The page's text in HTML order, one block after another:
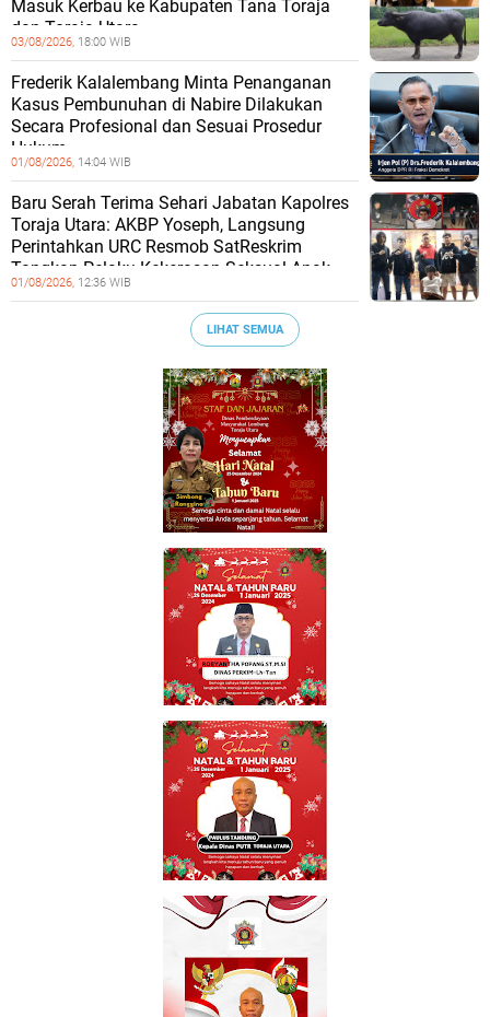
Masuk Kerbau ke Kabupaten Tana Toraja
dan Toraja Utara
03/08/2026, 18:00 WIB
Frederik Kalalembang Minta Penanganan
Kasus Pembunuhan di Nabire Dilakukan
Secara Profesional dan Sesuai Prosedur
Hukum
01/08/2026, 14:04 WIB
Baru Serah Terima Sehari Jabatan Kapolres
Toraja Utara: AKBP Yoseph, Langsung
Perintahkan URC Resmob SatReskrim
Tangkap Pelaku Kekerasan Seksual Anak
01/08/2026, 12:36 WIB
LIHAT SEMUA